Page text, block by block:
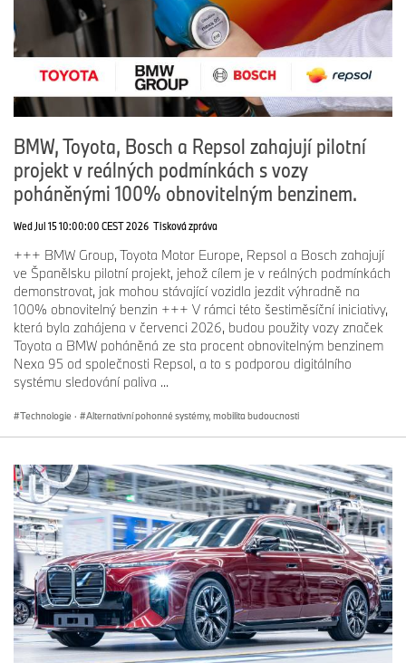
BMW, Toyota, Bosch a Repsol zahajují pilotní
projekt v reálných podmínkách s vozy
poháněnými 100% obnovitelným benzinem.
Wed Jul 15 10:00:00 CEST 2026 Tisková zpráva
+++ BMW Group, Toyota Motor Europe, Repsol a Bosch zahajují
ve Španělsku pilotní projekt, jehož cílem je v reálných podmínkách
demonstrovat, jak mohou stávající vozidla jezdit výhradně na
100% obnovitelný benzin +++ V rámci této šestiměsíční iniciativy,
která byla zahájena v červenci 2026, budou použity vozy značek
Toyota a BMW poháněná ze sta procent obnovitelným benzinem
Nexa 95 od společnosti Repsol, a to s podporou digitálního
systému sledování paliva ...
Technologie · Alternativní pohonné systémy, mobilita budoucnosti